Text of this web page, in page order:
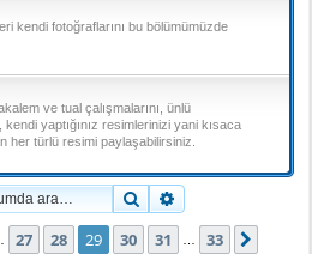
kendi fotoğraflarını bu bölümümüzde
ve tual çalışmalarını, ünlü
kendi yaptığınız resimlerinizi yani kısaca
her türlü resimi paylaşabilirsiniz.
Ara
33 sayfa)
27 28 29 30 31 33